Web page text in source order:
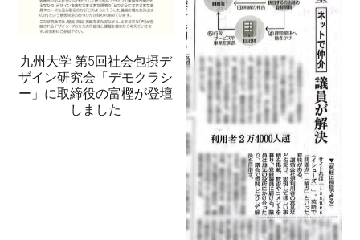
九州大学 第5回社会包摂デ
ザイン研究会「デモクラシ
ー」に取締役の富樫が登壇
しました